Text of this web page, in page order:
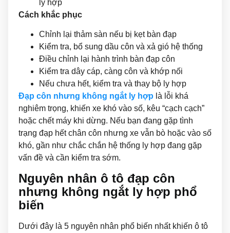
ly hợp
Cách khắc phục
Chỉnh lại thảm sàn nếu bị kẹt bàn đạp
Kiểm tra, bổ sung dầu côn và xả gió hệ thống
Điều chỉnh lại hành trình bàn đạp côn
Kiểm tra dây cáp, càng côn và khớp nối
Nếu chưa hết, kiểm tra và thay bộ ly hợp
Đạp côn nhưng không ngắt ly hợp là lỗi khá
nghiêm trọng, khiến xe khó vào số, kêu “cạch cạch”
hoặc chết máy khi dừng. Nếu bạn đang gặp tình
trạng đạp hết chân côn nhưng xe vẫn bò hoặc vào số
khó, gần như chắc chắn hệ thống ly hợp đang gặp
vấn đề và cần kiểm tra sớm.
Nguyên nhân ô tô đạp côn
nhưng không ngắt ly hợp phổ
biến
Dưới đây là 5 nguyên nhân phổ biến nhất khiến ô tô